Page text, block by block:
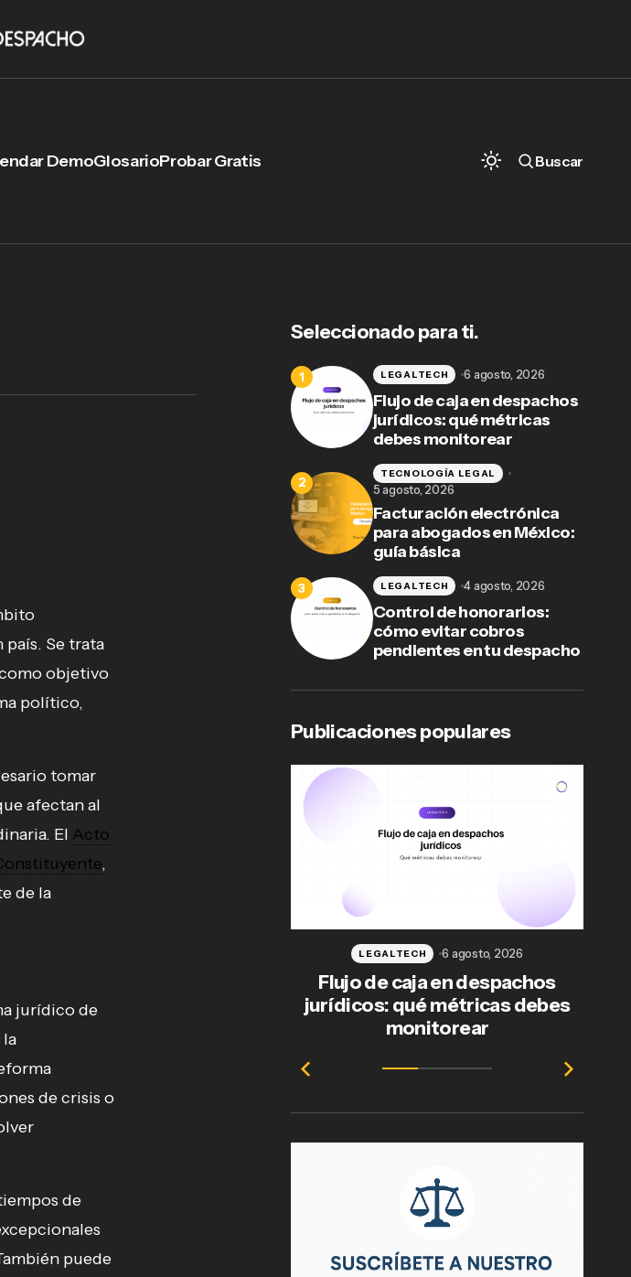
DemoGlosarioProbar Gratis Buscar
Se trata
objetivo
político,
tomar
afectan al
El Acto
,
de la
jurídico de
de crisis o
de
puede
Seleccionado para ti.
Flujo de caja en despachos
jurídicos: qué métricas
debes monitorear
LEGALTECH 6 agosto, 2026
Facturación electrónica
para abogados en México:
guía básica
TECNOLOGÍA LEGAL
5 agosto, 2026
Control de honorarios:
cómo evitar cobros
pendientes en tu despacho
LEGALTECH 4 agosto, 2026
Publicaciones populares
Flujo de caja en despachos
jurídicos: qué métricas debes
monitorear
LEGALTECH 6 agosto, 2026